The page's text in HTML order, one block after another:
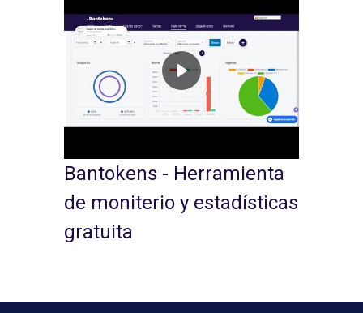
Bantokens - Herramienta
de moniterio y estadísticas
gratuita